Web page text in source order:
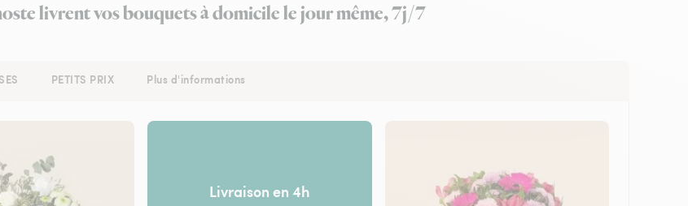
livrent vos bouquets à domicile le jour même, 7j/7
PETITS PRIX Plus d'informations
Livraison en 4h